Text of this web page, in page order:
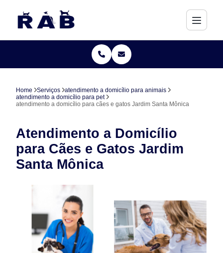
Home Serviços
atendimento a domicílio para animais
atendimento a domicílio para pet
atendimento a domicílio para cães e gatos Jardim Santa Mônica
Atendimento a Domicílio
para Cães e Gatos Jardim
Santa Mônica